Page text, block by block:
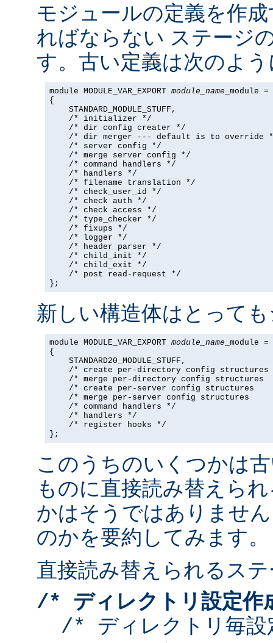
モジュールの定義を作
ればならない ステージ
す。古い定義は次のよ
module MODULE_VAR_EXPORT module_name _module =
{
    STANDARD_MODULE_STUFF,
    /* initializer */
    /* dir config creater */
/* dir merger --- default is to override
    /* server config */
    /* merge server config */
    /* command handlers */
    /* handlers */
    /* filename translation */
    /* check_user_id */
    /* check auth */
    /* check access */
    /* type_checker */
    /* fixups */
    /* logger */
    /* header parser */
    /* child_init */
    /* child_exit */
    /* post read-request */
};
新しい構造体はとって
module MODULE_VAR_EXPORT module_name _module =
{
    STANDARD20_MODULE_STUFF,
/* create per-directory config structures
/* merge per-directory config structures
/* create per-server config structures
/* merge per-server config structures
    /* command handlers */
    /* handlers */
    /* register hooks */
};
このうちのいくつかは
ものに直接読み替えら
かはそうではありませ
のかを要約してみます。
直接読み替えられるス
/* ディレクトリ設定
/* ディレクトリ毎